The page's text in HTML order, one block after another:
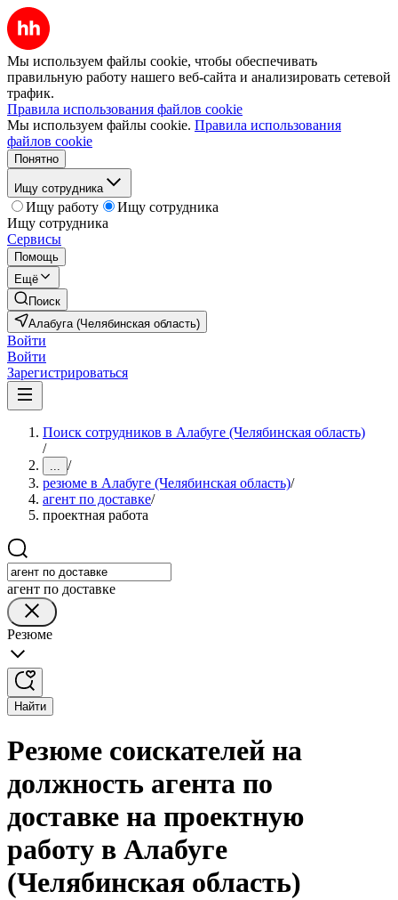
Мы используем файлы cookie, чтобы обеспечивать
правильную работу нашего веб-сайта и анализировать сетевой
трафик.
Правила использования файлов cookie
Мы используем файлы cookie. Правила использования
файлов cookie
Понятно
Ищу сотрудника
Ищу работу
Ищу сотрудника
Ищу сотрудника
Сервисы
Помощь
Ещё
Поиск
Алабуга (Челябинская область)
Войти
Войти
Зарегистрироваться
Поиск сотрудников в Алабуге (Челябинская область)
/
... /
резюме в Алабуге (Челябинская область)/
агент по доставке/
проектная работа
агент по доставке
Резюме
Найти
Резюме соискателей на
должность агента по
доставке на проектную
работу в Алабуге
(Челябинская область)